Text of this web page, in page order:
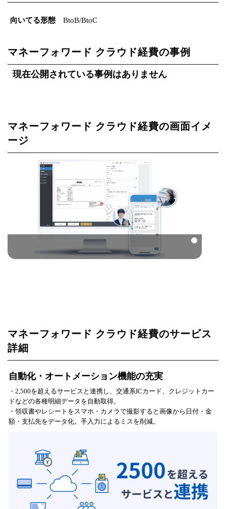
向いてる形態 BtoB/BtoC
マネーフォワード クラウド経費の事例
現在公開されている事例はありません
マネーフォワード クラウド経費の画面イメ
ージ
マネーフォワード クラウド経費のサービス
詳細
自動化・オートメーション機能の充実
・2,500を超えるサービスと連携し、交通系ICカード、クレジットカー
ドなどの各種明細データを自動取得。
・領収書やレシートをスマホ・カメラで撮影すると画像から日付・金
額・支払先をデータ化。手入力によるミスを削減。